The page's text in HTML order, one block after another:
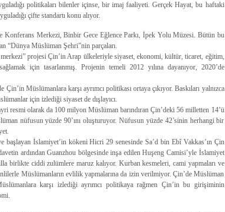
politikaları bilenler içinse, bir imaj faaliyeti. Gerçek Hayat, bu haftaki
çifte standartı konu alıyor.
Konferans Merkezi, Binbir Gece Eğlence Parkı, İpek Yolu Müzesi. Bütün bu
“Dünya Müslüman Şehri”nin parçaları.
projesi Çin’in Arap ülkeleriyle siyaset, ekonomi, kültür, ticaret, eğitim,
için tasarlanmış. Projenin temeli 2012 yılına dayanıyor, 2020’de
Müslümanlara karşı ayrımcı politikası ortaya çıkıyor. Baskıları yalnızca
için izlediği siyaset de dışlayıcı.
resmi olarak da 100 milyon Müslüman barındıran Çin’deki 56 milletten 14’ü
nüfusun yüzde 90’ını oluşturuyor. Nüfusun yüzde 42’sinin herhangi bir
başlayan İslamiyet’in kökeni Hicri 29 senesinde Sa’d bin Ebî Vakkas’ın Çin
ardından Guanzhou bölgesinde inşa edilen Huşeng Camisi’yle İslamiyet
birlikte ciddi zulümlere maruz kalıyor. Kurban kesmeleri, cami yapmaları ve
Müslümanların evlilik yapmalarına da izin verilmiyor. Çin’de Müslüman
karşı izlediği ayrımcı politikaya rağmen Çin’in bu girişiminin